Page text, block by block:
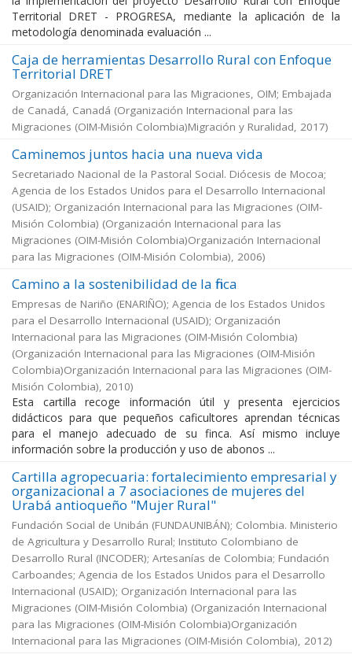
Territorial DRET - PROGRESA, mediante la aplicación de la
metodología denominada evaluación ...
Caja de herramientas Desarrollo Rural con Enfoque
Territorial DRET
Organización Internacional para las Migraciones, OIM; Embajada
de Canadá, Canadá (Organización Internacional para las
Migraciones (OIM-Misión Colombia)Migración y Ruralidad, 2017)
Caminemos juntos hacia una nueva vida
Secretariado Nacional de la Pastoral Social. Diócesis de Mocoa;
Agencia de los Estados Unidos para el Desarrollo Internacional
(USAID); Organización Internacional para las Migraciones (OIM-
Misión Colombia) (Organización Internacional para las
Migraciones (OIM-Misión Colombia)Organización Internacional
para las Migraciones (OIM-Misión Colombia), 2006)
Camino a la sostenibilidad de la finca
Empresas de Nariño (ENARIÑO); Agencia de los Estados Unidos
para el Desarrollo Internacional (USAID); Organización
Internacional para las Migraciones (OIM-Misión Colombia)
(Organización Internacional para las Migraciones (OIM-Misión
Colombia)Organización Internacional para las Migraciones (OIM-
Misión Colombia), 2010)
Esta cartilla recoge información útil y presenta ejercicios
didácticos para que pequeños caficultores aprendan técnicas
para el manejo adecuado de su finca. Así mismo incluye
información sobre la producción y uso de abonos ...
Cartilla agropecuaria: fortalecimiento empresarial y
organizacional a 7 asociaciones de mujeres del
Urabá antioqueño "Mujer Rural"
Fundación Social de Unibán (FUNDAUNIBÁN); Colombia. Ministerio
de Agricultura y Desarrollo Rural; Instituto Colombiano de
Desarrollo Rural (INCODER); Artesanías de Colombia; Fundación
Carboandes; Agencia de los Estados Unidos para el Desarrollo
Internacional (USAID); Organización Internacional para las
Migraciones (OIM-Misión Colombia) (Organización Internacional
para las Migraciones (OIM-Misión Colombia)Organización
Internacional para las Migraciones (OIM-Misión Colombia), 2012)